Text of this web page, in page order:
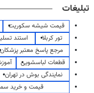
تبلیغات
قیمت شیشه سکوریت
تور کربلا
استند
مرجع پاسخ معتبر پزشکان
قطعات لباسشویی
نمایندگی بوش در تهران
قیمت و خرید